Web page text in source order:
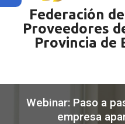
Federación
Proveedores
Provincia de
Webinar: Paso a
empresa